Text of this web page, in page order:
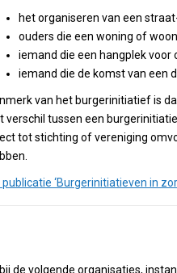
het organiseren van een
ouders die een woning of
iemand die een hangplek voor
iemand die de komst van een
van het burgerinitiatief is
verschil tussen een
tot stichting of vereniging
publicatie ‘Burgerinitiatieven in
de volgende organisaties,